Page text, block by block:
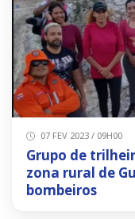
07 FEV 2023 / 09H00
Grupo de
zona rural de
bombeiros